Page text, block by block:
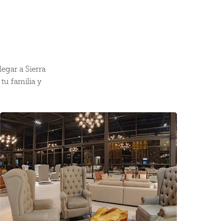
a Sierra
tu familia y